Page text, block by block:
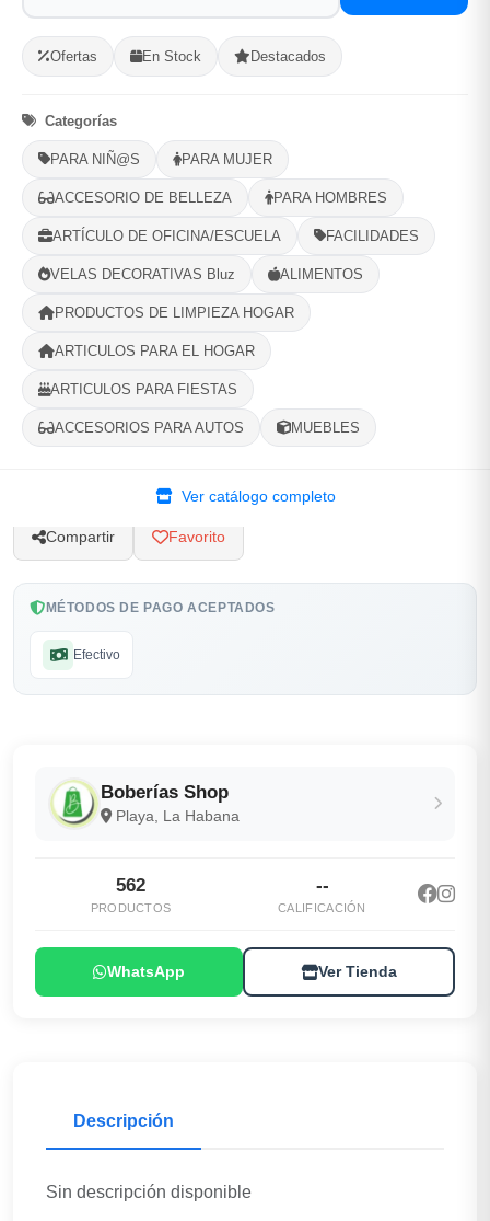
Ofertas En Stock Destacados
Categorías
PARA NIÑ@S PARA MUJER
ACCESORIO DE BELLEZA PARA HOMBRES
ARTÍCULO DE OFICINA/ESCUELA FACILIDADES
VELAS DECORATIVAS Bluz ALIMENTOS
PRODUCTOS DE LIMPIEZA HOGAR
ARTICULOS PARA EL HOGAR
ARTICULOS PARA FIESTAS
ACCESORIOS PARA AUTOS MUEBLES
Ver catálogo completo
Opciones de Envio
Selecciona tu ubicacion
PROVINCIA
- +
Categorías: Despensa
Compartir Favorito
MÉTODOS DE PAGO ACEPTADOS
Efectivo
Boberías Shop
Playa, La Habana
562
PRODUCTOS
--
CALIFICACIÓN
WhatsApp Ver Tienda
Descripción
Sin descripción disponible